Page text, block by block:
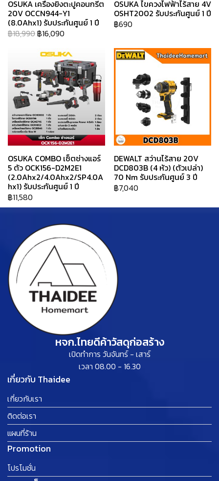
OSUKA เครื่องยิงตะปูคอนกรีต
20V OCCN944-Y1
(8.0Ahx1) รับประกันศูนย์ 1 ปี
฿18,990฿16,090
OSUKA ไขควงไฟฟ้าไร้สาย 4V
OSHT2002 รับประกันศูนย์ 1 ปี
฿690
OSUKA COMBO เซ็ตช่างแอร์
5 ตัว OCK156-D2M2E1
(2.0Ahx2/4.0Ahx2/SP4.0A
hx1) รับประกันศูนย์ 1 ปี
฿11,580
DEWALT สว่านไร้สาย 20V
DCD803B (4 หัว) (ตัวเปล่า)
70 Nm รับประกันศูนย์ 3 ปี
฿7,040
หจก.ไทยดีค้าวัสดุก่อสร้าง
เปิดทำการ วันจันทร์ - เสาร์
เวลา 08.00 - 16.30
เกี่ยวกับ Thaidee
เกี่ยวกับเรา
ติดต่อเรา
แผนที่ร้าน
Promotion
โปรโมชั่น